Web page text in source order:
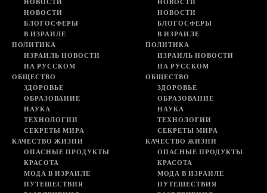
НОВОСТИ
НОВОСТИ
БЛОГОСФЕРЫ
В ИЗРАИЛЕ
ПОЛИТИКА
ИЗРАИЛЬ НОВОСТИ
НА РУССКОМ
ОБЩЕСТВО
ЗДОРОВЬЕ
ОБРАЗОВАНИЕ
НАУКА
ТЕХНОЛОГИИ
СЕКРЕТЫ МИРА
КАЧЕСТВО ЖИЗНИ
ОПАСНЫЕ ПРОДУКТЫ
КРАСОТА
МОДА В ИЗРАИЛЕ
ПУТЕШЕСТВИЯ
НОВОСТИ
НОВОСТИ
БЛОГОСФЕРЫ
В ИЗРАИЛЕ
ПОЛИТИКА
ИЗРАИЛЬ НОВОСТИ
НА РУССКОМ
ОБЩЕСТВО
ЗДОРОВЬЕ
ОБРАЗОВАНИЕ
НАУКА
ТЕХНОЛОГИИ
СЕКРЕТЫ МИРА
КАЧЕСТВО ЖИЗНИ
ОПАСНЫЕ ПРОДУКТЫ
КРАСОТА
МОДА В ИЗРАИЛЕ
ПУТЕШЕСТВИЯ